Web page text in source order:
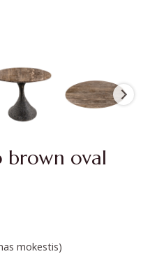
brown oval
mokestis)